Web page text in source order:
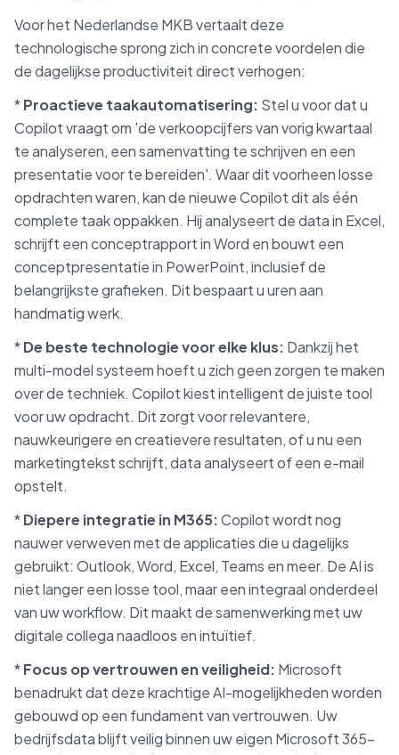
Voor het Nederlandse MKB vertaalt deze
technologische sprong zich in concrete voordelen die
de dagelijkse productiviteit direct verhogen:
*Proactieve taakautomatisering: Stel u voor dat u
Copilot vraagt om 'de verkoopcijfers van vorig kwartaal
te analyseren, een samenvatting te schrijven en een
presentatie voor te bereiden'. Waar dit voorheen losse
opdrachten waren, kan de nieuwe Copilot dit als één
complete taak oppakken. Hij analyseert de data in Excel,
schrijft een conceptrapport in Word en bouwt een
conceptpresentatie in PowerPoint, inclusief de
belangrijkste grafieken. Dit bespaart u uren aan
handmatig werk.
*De beste technologie voor elke klus: Dankzij het
multi-model systeem hoeft u zich geen zorgen te maken
over de techniek. Copilot kiest intelligent de juiste tool
voor uw opdracht. Dit zorgt voor relevantere,
nauwkeurigere en creatievere resultaten, of u nu een
marketingtekst schrijft, data analyseert of een e-mail
opstelt.
*Diepere integratie in M365:Copilot wordt nog
nauwer verweven met de applicaties die u dagelijks
gebruikt: Outlook, Word, Excel, Teams en meer. De AI is
niet langer een losse tool, maar een integraal onderdeel
van uw workflow. Dit maakt de samenwerking met uw
digitale collega naadloos en intuïtief.
*Focus op vertrouwen en veiligheid: Microsoft
benadrukt dat deze krachtige AI-mogelijkheden worden
gebouwd op een fundament van vertrouwen. Uw
bedrijfsdata blijft veilig binnen uw eigen Microsoft 365-